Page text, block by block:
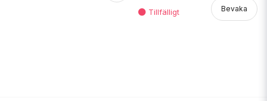
Bevaka